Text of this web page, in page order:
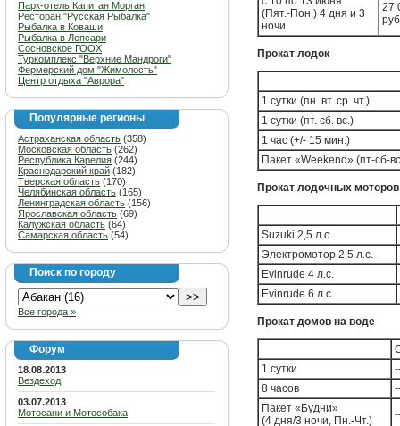
Парк-отель Капитан Морган
Ресторан "Русская Рыбалка"
Рыбалка в Коваши
Рыбалка в Лепсари
Сосновское ГООХ
Туркомплекс "Верхние Мандроги"
Фермерский дом "Жимолость"
Центр отдыха "Аврора"
Популярные регионы
Астраханская область (358)
Московская область (262)
Республика Карелия (244)
Краснодарский край (182)
Тверская область (170)
Челябинская область (165)
Ленинградская область (156)
Ярославская область (69)
Калужская область (64)
Самарская область (54)
Поиск по городу
Все города »
Форум
18.08.2013
Вездеход
03.07.2013
Мотосани и Мотособака
(Пят.-Пон.) 4 дня и 3
ночи
27
Прокат лодок
1 сутки (пн. вт. ср. чт.)
1 сутки (пт. сб. вс.)
1 час (+/- 15 мин.)
Пакет «Weekend» (пт-сб-
Прокат лодочных моторов
Suzuki 2,5 л.с.
Электромотор 2,5 л.с.
Evinrude 4 л.с.
Evinrude 6 л.с.
Прокат домов на воде
1 сутки
8 часов
Пакет «Будни»
(4 дня/3 ночи, Пн.-Чт.)